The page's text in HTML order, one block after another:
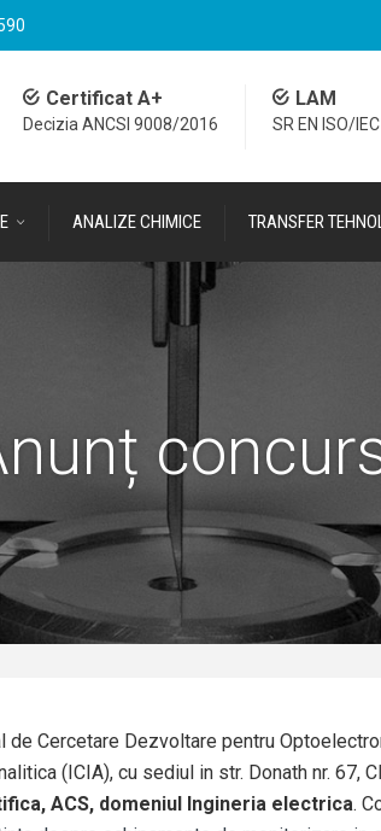
LAM
SR EN ISO/
Certificat A+
Decizia ANCSI 9008/2016
ANALIZE CHIMICE TRANSFER
de Cercetare Dezvoltare pentru
(ICIA), cu sediul in str. Donath nr. 67,
ACS, domeniul Ingineria electrica.